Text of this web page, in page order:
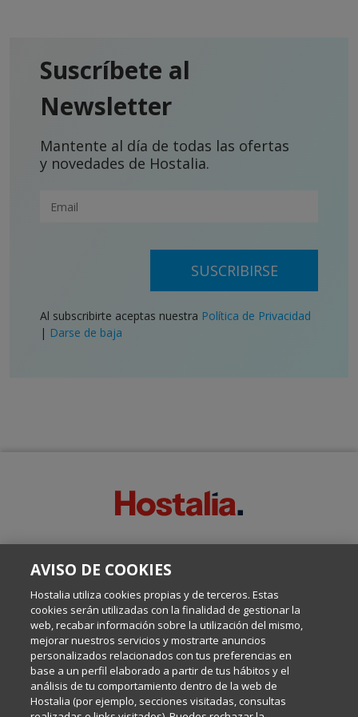
Suscríbete al
Newsletter
Mantente al día de todas las ofertas
y novedades de Hostalia.
SUSCRIBIRSE
Al subscribirte aceptas nuestra Política de Privacidad
| Darse de baja
Escrito por el equipo de Comunicación de Hostalia, dirigido por
Internet y Tecnología.
Política de privacidad
Política de cookies
AVISO DE COOKIES
Hostalia utiliza cookies propias y de terceros. Estas
cookies serán utilizadas con la finalidad de gestionar la
web, recabar información sobre la utilización del mismo,
mejorar nuestros servicios y mostrarte anuncios
personalizados relacionados con tus preferencias en
base a un perfil elaborado a partir de tus hábitos y el
análisis de tu comportamiento dentro de la web de
Hostalia (por ejemplo, secciones visitadas, consultas